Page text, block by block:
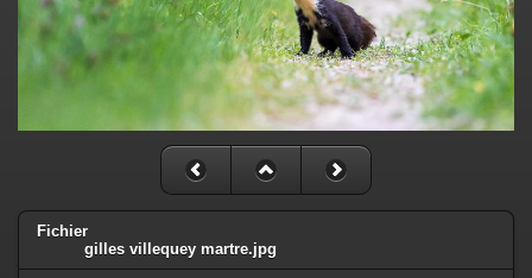
Fichier
gilles villequey martre.jpg